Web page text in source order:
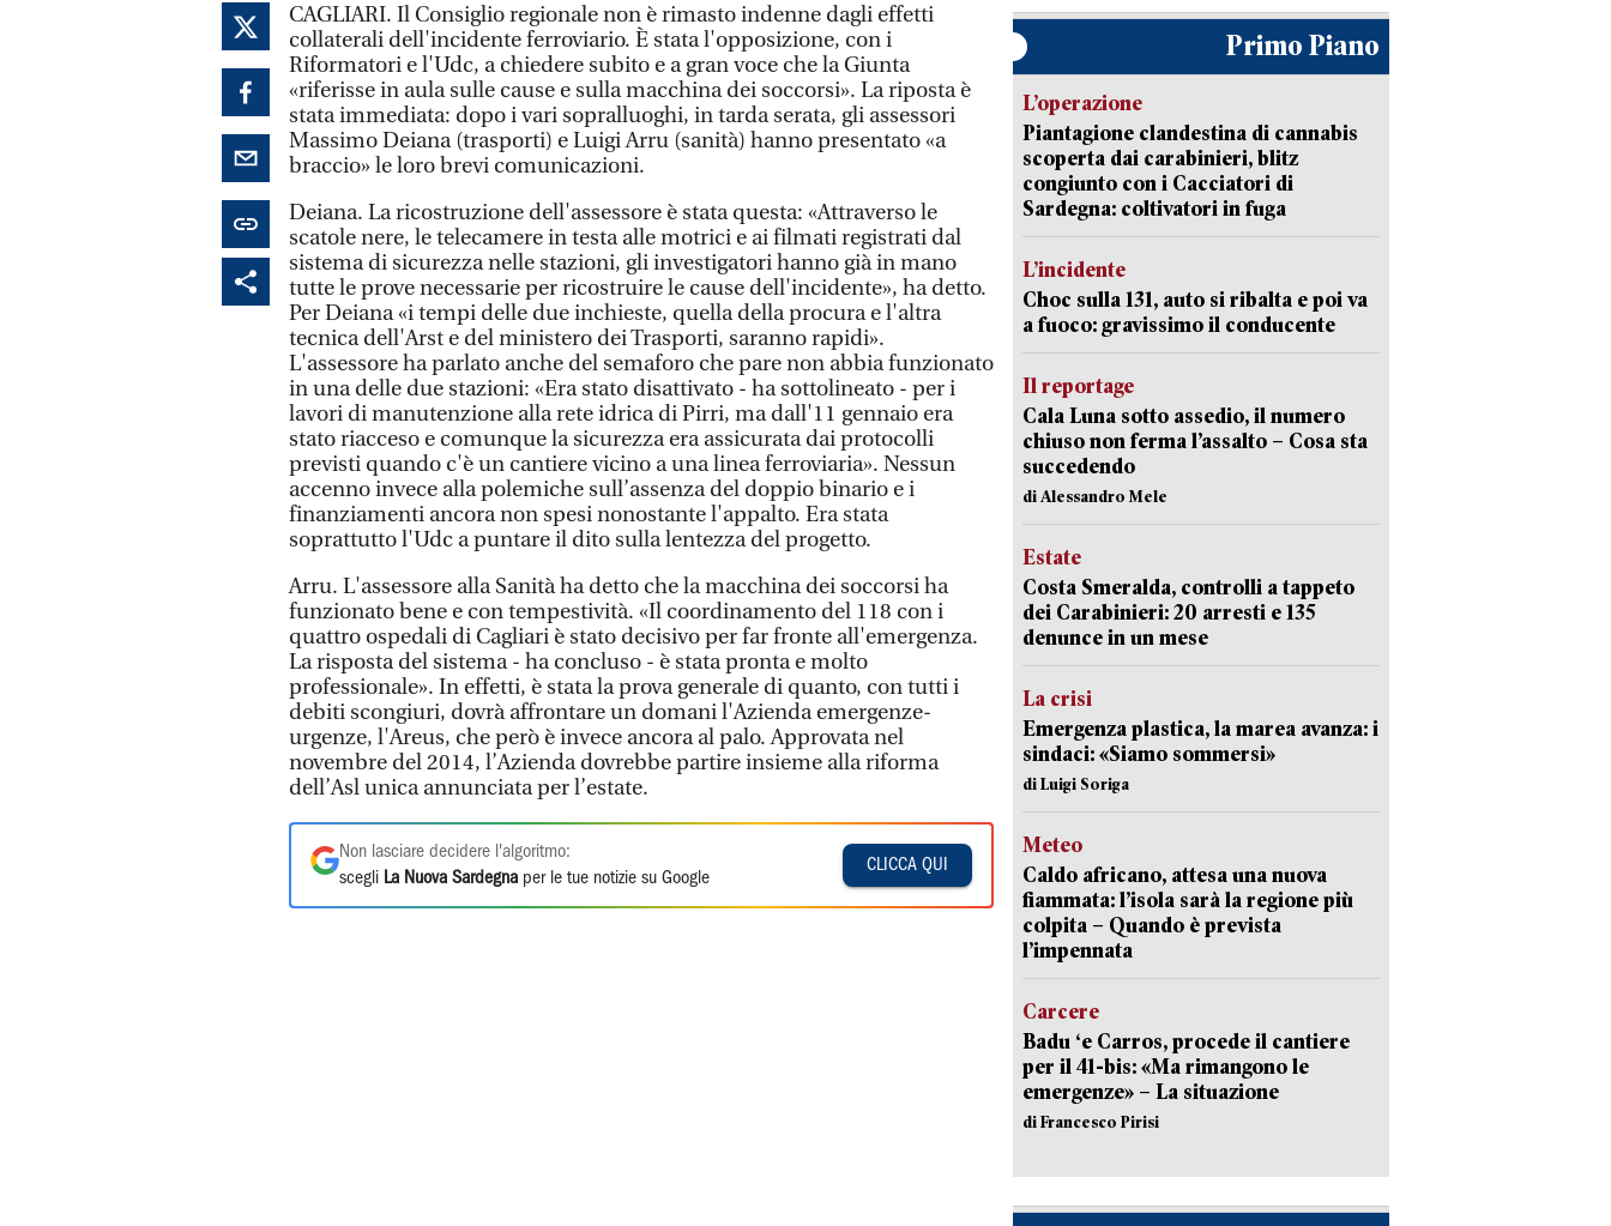
CAGLIARI. Il Consiglio regionale non è rimasto indenne dagli effetti
collaterali dell'incidente ferroviario. È stata l'opposizione, con i
Riformatori e l'Udc, a chiedere subito e a gran voce che la Giunta
«riferisse in aula sulle cause e sulla macchina dei soccorsi». La riposta è
stata immediata: dopo i vari sopralluoghi, in tarda serata, gli assessori
Massimo Deiana (trasporti) e Luigi Arru (sanità) hanno presentato «a
braccio» le loro brevi comunicazioni.
Deiana. La ricostruzione dell'assessore è stata questa: «Attraverso le
scatole nere, le telecamere in testa alle motrici e ai filmati registrati dal
sistema di sicurezza nelle stazioni, gli investigatori hanno già in mano
tutte le prove necessarie per ricostruire le cause dell'incidente», ha detto.
Per Deiana «i tempi delle due inchieste, quella della procura e l'altra
tecnica dell'Arst e del ministero dei Trasporti, saranno rapidi».
L'assessore ha parlato anche del semaforo che pare non abbia funzionato
in una delle due stazioni: «Era stato disattivato - ha sottolineato - per i
lavori di manutenzione alla rete idrica di Pirri, ma dall'11 gennaio era
stato riacceso e comunque la sicurezza era assicurata dai protocolli
previsti quando c'è un cantiere vicino a una linea ferroviaria». Nessun
accenno invece alla polemiche sull’assenza del doppio binario e i
finanziamenti ancora non spesi nonostante l'appalto. Era stata
soprattutto l'Udc a puntare il dito sulla lentezza del progetto.
Arru. L'assessore alla Sanità ha detto che la macchina dei soccorsi ha
funzionato bene e con tempestività. «Il coordinamento del 118 con i
quattro ospedali di Cagliari è stato decisivo per far fronte all'emergenza.
La risposta del sistema - ha concluso - è stata pronta e molto
professionale». In effetti, è stata la prova generale di quanto, con tutti i
debiti scongiuri, dovrà affrontare un domani l'Azienda emergenze-
urgenze, l'Areus, che però è invece ancora al palo. Approvata nel
novembre del 2014, l’Azienda dovrebbe partire insieme alla riforma
dell’Asl unica annunciata per l’estate.
Non lasciare decidere l'algoritmo:
scegli La Nuova Sardegna per le tue notizie su Google
CLICCA QUI
Primo Piano
L’operazione
Piantagione clandestina di cannabis
scoperta dai carabinieri, blitz
congiunto con i Cacciatori di
Sardegna: coltivatori in fuga
L’incidente
Choc sulla 131, auto si ribalta e poi va
a fuoco: gravissimo il conducente
Il reportage
Cala Luna sotto assedio, il numero
chiuso non ferma l’assalto – Cosa sta
succedendo
di Alessandro Mele
Estate
Costa Smeralda, controlli a tappeto
dei Carabinieri: 20 arresti e 135
denunce in un mese
La crisi
Emergenza plastica, la marea avanza: i
sindaci: «Siamo sommersi»
di Luigi Soriga
Meteo
Caldo africano, attesa una nuova
fiammata: l’isola sarà la regione più
colpita – Quando è prevista
l’impennata
Carcere
Badu ‘e Carros, procede il cantiere
per il 41-bis: «Ma rimangono le
emergenze» – La situazione
di Francesco Pirisi